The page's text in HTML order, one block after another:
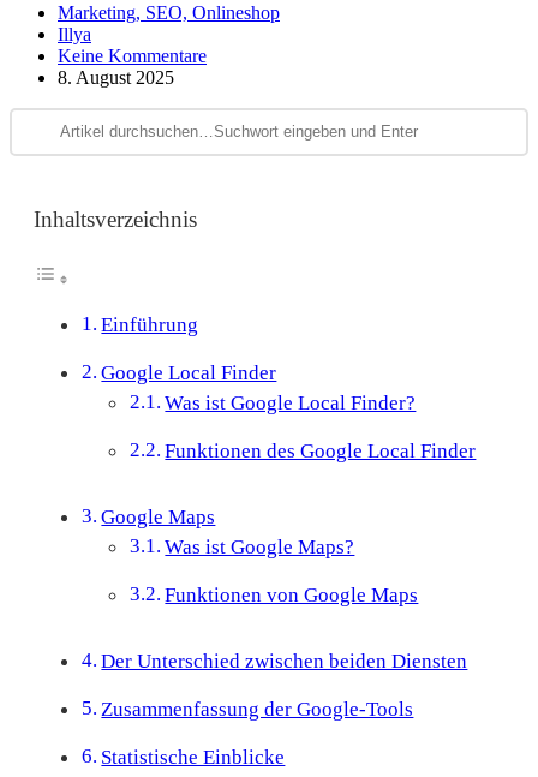
Marketing, SEO, Onlineshop
Illya
Keine Kommentare
8. August 2025
Inhaltsverzeichnis
Einführung
Google Local Finder
Was ist Google Local Finder?
Funktionen des Google Local Finder
Google Maps
Was ist Google Maps?
Funktionen von Google Maps
Der Unterschied zwischen beiden Diensten
Zusammenfassung der Google-Tools
Statistische Einblicke